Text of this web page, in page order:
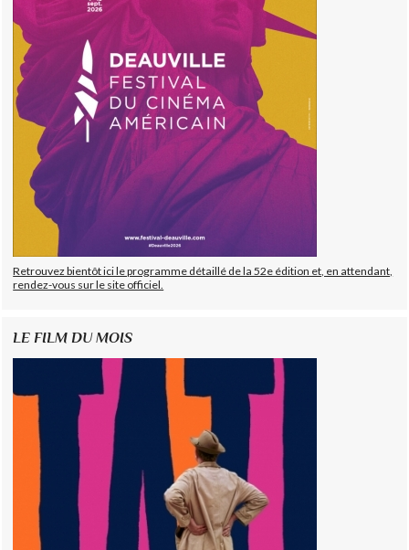
Retrouvez bientôt ici le programme détaillé de la 52e édition et, en attendant,
rendez-vous sur le site officiel.
LE FILM DU MOIS